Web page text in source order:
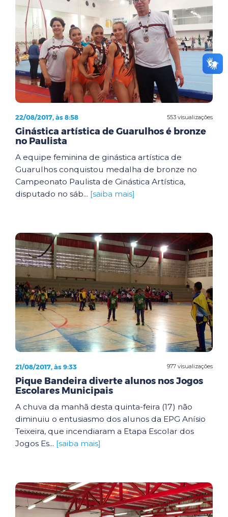
553 visualizações
22/08/2017, às 8:58
Ginástica artística de Guarulhos é bronze
no Paulista
A equipe feminina de ginástica artística de
Guarulhos conquistou medalha de bronze no
Campeonato Paulista de Ginástica Artística,
disputado no sáb... [saiba mais]
977 visualizações
21/08/2017, às 9:33
Pique Bandeira diverte alunos nos Jogos
Escolares Municipais
A chuva da manhã desta quinta-feira (17) não
diminuiu o entusiasmo dos alunos da EPG Anísio
Teixeira, que incendiaram a Etapa Escolar dos
Jogos Es... [saiba mais]